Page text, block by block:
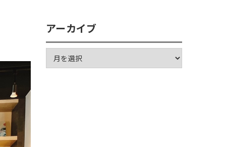
アーカイブ